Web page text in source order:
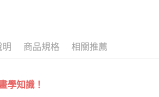
明 商品規格 相關推薦
學知識！